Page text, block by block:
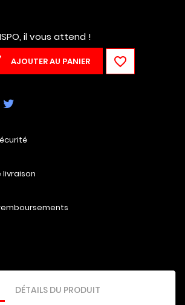
AJOUTER AU PANIER
il vous attend !

DÉTAILS DU PRODUIT